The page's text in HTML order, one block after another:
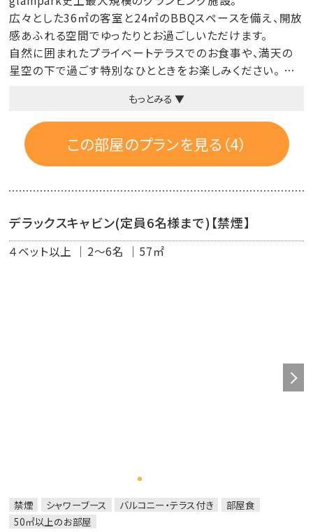
広々とした36㎡の客室と24㎡のBBQスペースを備え、開放
感あふれる空間でゆったりとお過ごしいただけます。
自然に囲まれたプライベートテラスでのお食事や、満天の
星空の下で過ごす特別なひとときをお楽しみください。
🛌セミダブルベッド2台
🛌2名様までのご宿泊：各ベッド1名様ずつご利用可能
🛌3~4名様でのご宿泊時：追加でソファーベッド1台をご用
もっとみる ▼
この部屋のプランを見る（4）
デラックスキャビン(定員6名様まで)【禁煙】
４ベット以上 2～6名 57㎡
禁煙 シャワーブース バルコニー・テラス付き
部屋食
50㎡以上のお部屋